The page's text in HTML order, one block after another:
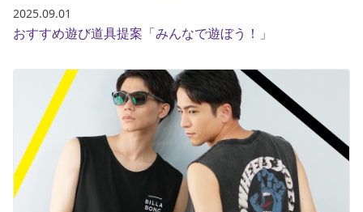
2025.09.01
おすすめ遊び道具提案「みんなで遊ぼう！」